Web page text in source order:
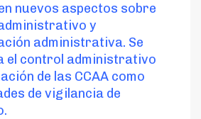
nuevos aspectos sobre
y
administrativa. Se
el control administrativo
de las CCAA como
de vigilancia de